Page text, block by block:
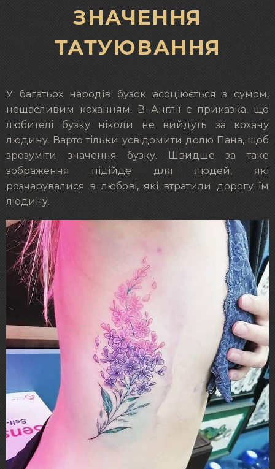
ЗНАЧЕННЯ
ТАТУЮВАННЯ
У багатьох народів бузок асоціюється з сумом,
нещасливим коханням. В Англії є приказка, що
любителі бузку ніколи не вийдуть за кохану
людину. Варто тільки усвідомити долю Пана, щоб
зрозуміти значення бузку. Швидше за таке
зображення підійде для людей, які
розчарувалися в любові, які втратили дорогу їм
людину.